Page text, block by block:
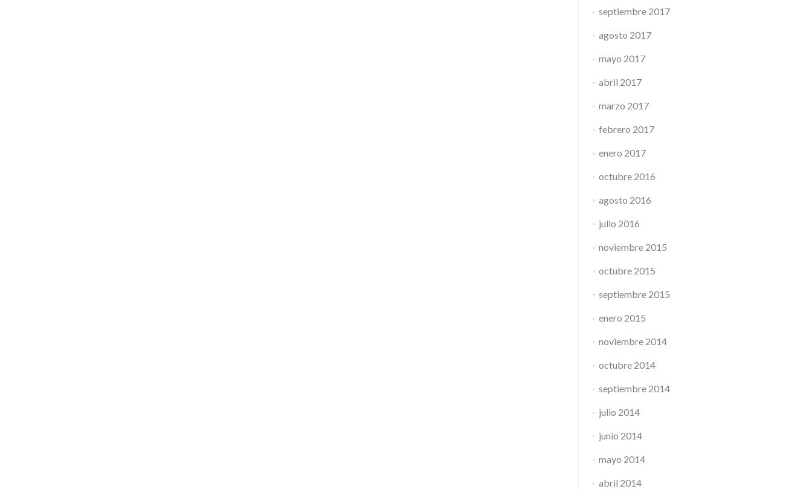
septiembre 2017
agosto 2017
mayo 2017
abril 2017
marzo 2017
febrero 2017
enero 2017
octubre 2016
agosto 2016
julio 2016
noviembre 2015
octubre 2015
septiembre 2015
enero 2015
noviembre 2014
octubre 2014
septiembre 2014
julio 2014
junio 2014
mayo 2014
abril 2014